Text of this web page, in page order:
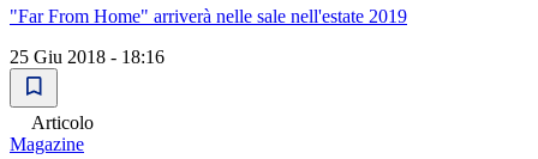
"Far From Home" arriverà nelle sale nell'estate 2019
25 Giu 2018 - 18:16
Articolo
Magazine